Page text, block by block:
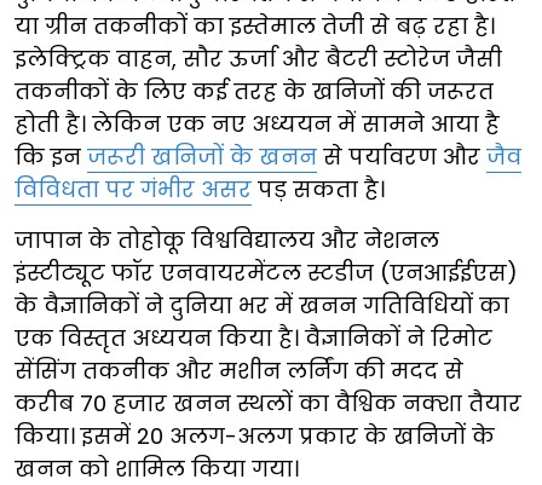
या ग्रीन तकनीकों का इस्तेमाल तेजी से बढ़ रहा है।
इलेक्ट्रिक वाहन, सौर ऊर्जा और बैटरी स्टोरेज जैसी
तकनीकों के लिए कई तरह के खनिजों की जरूरत
होती है। लेकिन एक नए अध्ययन में सामने आया है
कि इन जरूरी खनिजों के खनन से पर्यावरण और जैव
विविधता पर गंभीर असर पड़ सकता है।
जापान के तोहोकू विश्वविद्यालय और नेशनल
इंस्टीट्यूट फॉर एनवायरमेंटल स्टडीज (एनआईईएस)
के वैज्ञानिकों ने दुनिया भर में खनन गतिविधियों का
एक विस्तृत अध्ययन किया है। वैज्ञानिकों ने रिमोट
सेंसिंग तकनीक और मशीन लर्निंग की मदद से
करीब 70 हजार खनन स्थलों का वैश्विक नक्शा तैयार
किया। इसमें 20 अलग-अलग प्रकार के खनिजों के
खनन को शामिल किया गया।